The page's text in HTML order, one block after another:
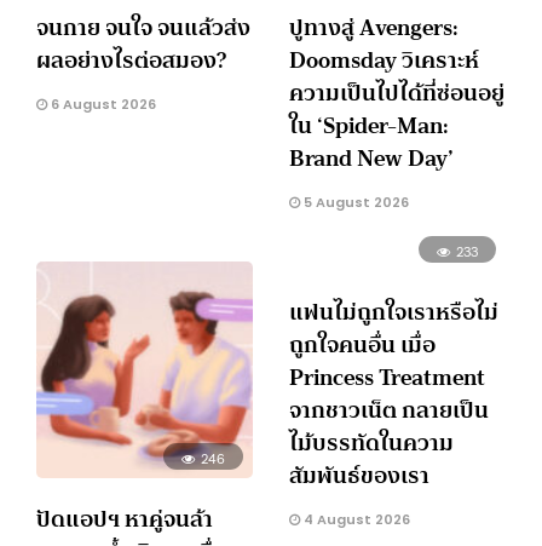
จนกาย จนใจ จนแล้วส่ง
ผลอย่างไรต่อสมอง?
6 August 2026
ปูทางสู่ Avengers:
Doomsday วิเคราะห์
ความเป็นไปได้ที่ซ่อนอยู่
ใน ‘Spider-Man:
Brand New Day’
5 August 2026
246
ปัดแอปฯ หาคู่จนล้า
233
แฟนไม่ถูกใจเราหรือไม่
ถูกใจคนอื่น เมื่อ
Princess Treatment
จากชาวเน็ต กลายเป็น
ไม้บรรทัดในความ
สัมพันธ์ของเรา
4 August 2026